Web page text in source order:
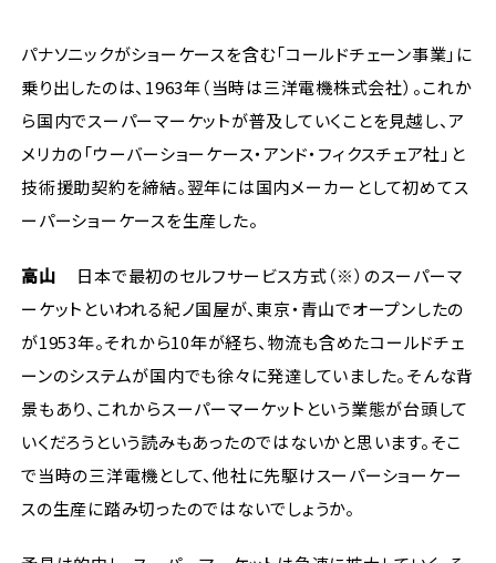
パナソニックがショーケースを含む「コールドチェーン事業」に
乗り出したのは、1963年（当時は三洋電機株式会社）。これか
ら国内でスーパーマーケットが普及していくことを見越し、ア
メリカの「ウーバーショーケース・アンド・フィクスチェア社」と
技術援助契約を締結。翌年には国内メーカーとして初めてス
ーパーショーケースを生産した。
高山
日本で最初のセルフサービス方式（※）のスーパーマ
ーケットといわれる紀ノ国屋が、東京・青山でオープンしたの
が1953年。それから10年が経ち、物流も含めたコールドチェ
ーンのシステムが国内でも徐々に発達していました。そんな背
景もあり、これからスーパーマーケットという業態が台頭して
いくだろうという読みもあったのではないかと思います。そこ
で当時の三洋電機として、他社に先駆けスーパーショーケー
スの生産に踏み切ったのではないでしょうか。